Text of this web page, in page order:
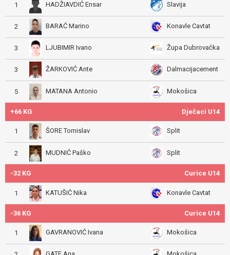
1 HADŽIAVDIĆ Ensar Slavija
2 BARAĆ Marino Konavle Cavtat
3 LJUBIMIR Ivano Župa Dubrovačka
3 ŽARKOVIĆ Ante Dalmacijacement
5 MATANA Antonio Mokošica
+66 KG Dječaci U14
1 ŠORE Tomislav Split
2 MUDNIĆ Paško Split
-32 KG Curice U14
1 KATUŠIĆ Nika Konavle Cavtat
-36 KG Curice U14
1 GAVRANOVIĆ Ivana Mokošica